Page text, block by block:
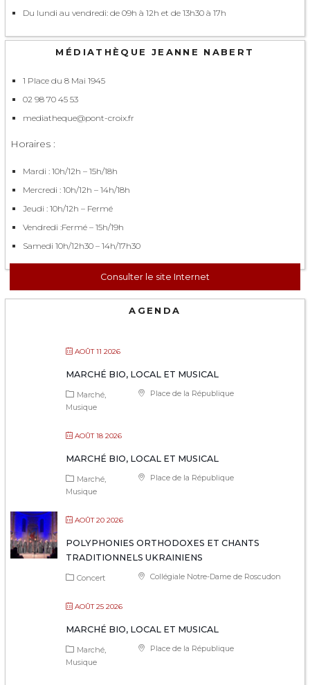
Du lundi au vendredi: de 09h à 12h et de 13h30 à 17h
MÉDIATHÈQUE JEANNE NABERT
1 Place du 8 Mai 1945
02 98 70 45 53
mediatheque@pont-croix.fr
Horaires :
Mardi : 10h/12h – 15h/18h
Mercredi : 10h/12h – 14h/18h
Jeudi : 10h/12h – Fermé
Vendredi :Fermé – 15h/19h
Samedi 10h/12h30 – 14h/17h30
Consulter le site Internet
AGENDA
AOÛT 11 2026
MARCHÉ BIO, LOCAL ET MUSICAL
Place de la République
Marché
Musique
AOÛT 18 2026
MARCHÉ BIO, LOCAL ET MUSICAL
Place de la République
Marché
Musique
AOÛT 20 2026
POLYPHONIES ORTHODOXES ET CHANTS
TRADITIONNELS UKRAINIENS
Collégiale Notre-Dame de Roscudon
Concert
AOÛT 25 2026
MARCHÉ BIO, LOCAL ET MUSICAL
Place de la République
Marché
Musique